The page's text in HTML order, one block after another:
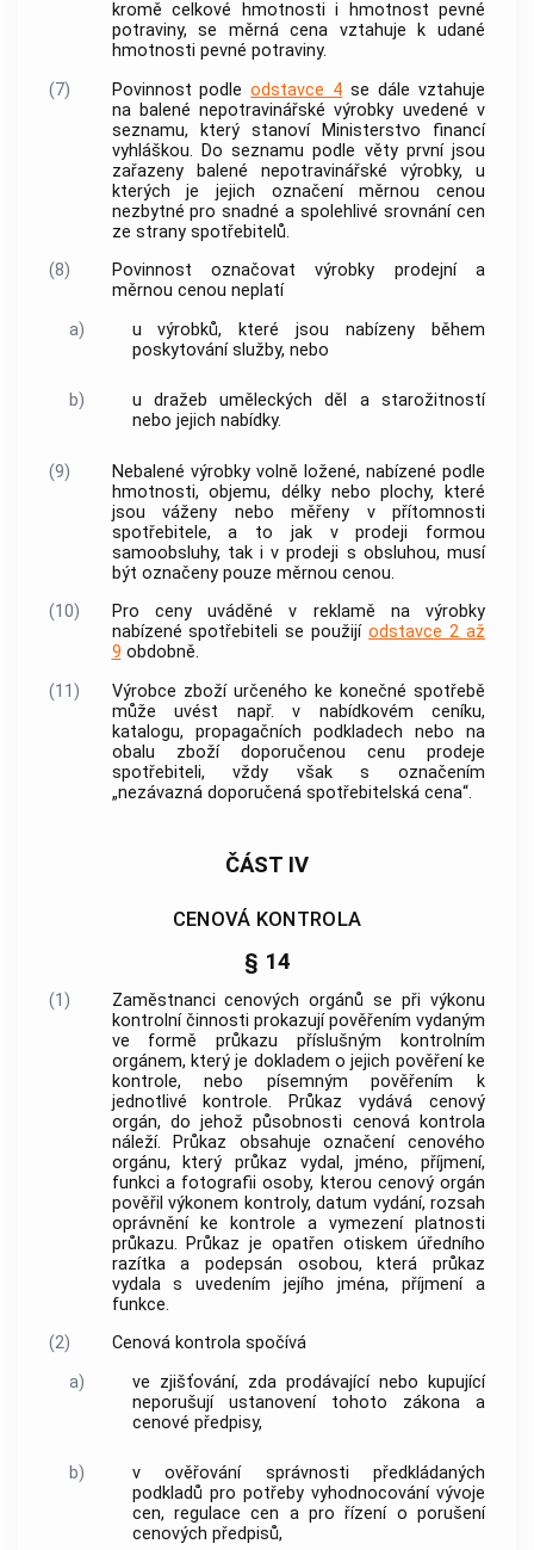
kromě celkové hmotnosti i hmotnost pevné
potraviny, se měrná cena vztahuje k udané
hmotnosti pevné potraviny.
(7)
Povinnost podleodstavce 4 se dále vztahuje
na balené nepotravinářské výrobky uvedené v
seznamu, který stanoví Ministerstvo financí
vyhláškou. Do seznamu podle věty první jsou
zařazeny balené nepotravinářské výrobky, u
kterých je jejich označeníměrnou cenou
nezbytné pro snadné a spolehlivé srovnání cen
ze strany spotřebitelů.
(8)
Povinnost označovat výrobky prodejní a
měrnou cenou neplatí
a)
u výrobků, které jsou nabízeny během
poskytování služby, nebo
b)
u dražeb uměleckých děl a starožitností
nebo jejich nabídky.
(9)
Nebalené výrobky volně ložené, nabízené podle
hmotnosti, objemu, délky nebo plochy, které
jsou váženy nebo měřeny v přítomnosti
spotřebitele, a to jak v prodeji formou
samoobsluhy, tak i v prodeji s obsluhou, musí
být označeny pouze měrnou cenou.
(10)
Pro cenyuváděné v reklamě na výrobky
nabízenéspotřebiteli se použijíodstavce 2 až
9 obdobně.
(11)
Výrobce zbožíurčeného ke konečné spotřebě
může uvést např. v nabídkovém ceníku,
katalogu, propagačních podkladech nebo na
obalu zbožídoporučenou cenu prodeje
spotřebiteli, vždy však s označením
„nezávazná doporučená spotřebitelská cena“.
ČÁST IV
CENOVÁ KONTROLA
§ 14
(1) Zaměstnancicenových orgánů se při výkonu
kontrolní činnosti prokazují pověřením vydaným
ve formě průkazu příslušným kontrolním
orgánem, který je dokladem o jejich pověření ke
kontrole, nebo písemným pověřením k
jednotlivé kontrole. Průkaz vydává cenový
orgán, do jehož působnosti cenová kontrola
náleží. Průkaz obsahuje označení cenového
orgánu, který průkaz vydal, jméno, příjmení,
funkci a fotografii osoby, kterou cenový orgán
pověřil výkonem kontroly, datum vydání, rozsah
oprávnění ke kontrole a vymezení platnosti
průkazu. Průkaz je opatřen otiskem úředního
razítka a podepsán osobou, která průkaz
vydala s uvedením jejího jména, příjmení a
funkce.
(2)
Cenová kontrola spočívá
a)
ve zjišťování, zda prodávající nebo kupující
neporušují ustanovení tohoto zákona a
cenové předpisy,
b)
v ověřování správnosti předkládaných
podkladů pro potřeby vyhodnocování vývoje
cen, regulace cen a pro řízení o porušení
cenových předpisů,